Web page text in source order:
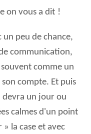
on vous a dit !
un peu de chance,
communication,
souvent comme un
compte. Et puis
devra un jour ou
calmes d'un point
la case et avec